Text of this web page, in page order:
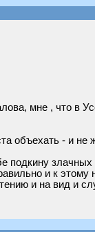
мне , что в
объехать - и не
подкину
и к
и на вид и